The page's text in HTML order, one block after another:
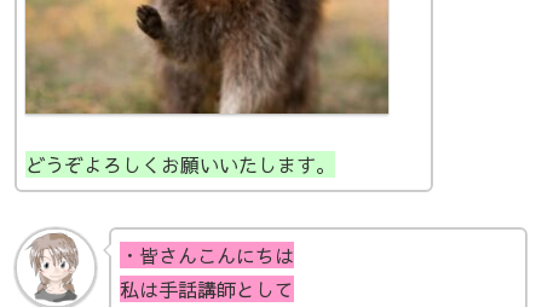
どうぞよろしくお願いいたします。
・皆さんこんにちは
私は手話講師として